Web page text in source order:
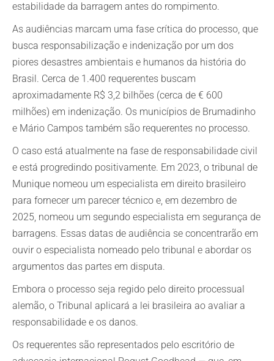
estabilidade da barragem antes do rompimento.
As audiências marcam uma fase crítica do processo, que
busca responsabilização e indenização por um dos
piores desastres ambientais e humanos da história do
Brasil. Cerca de 1.400 requerentes buscam
aproximadamente R$ 3,2 bilhões (cerca de € 600
milhões) em indenização. Os municípios de Brumadinho
e Mário Campos também são requerentes no processo.
O caso está atualmente na fase de responsabilidade civil
e está progredindo positivamente. Em 2023, o tribunal de
Munique nomeou um especialista em direito brasileiro
para fornecer um parecer técnico e, em dezembro de
2025, nomeou um segundo especialista em segurança de
barragens. Essas datas de audiência se concentrarão em
ouvir o especialista nomeado pelo tribunal e abordar os
argumentos das partes em disputa.
Embora o processo seja regido pelo direito processual
alemão, o Tribunal aplicará a lei brasileira ao avaliar a
responsabilidade e os danos.
Os requerentes são representados pelo escritório de